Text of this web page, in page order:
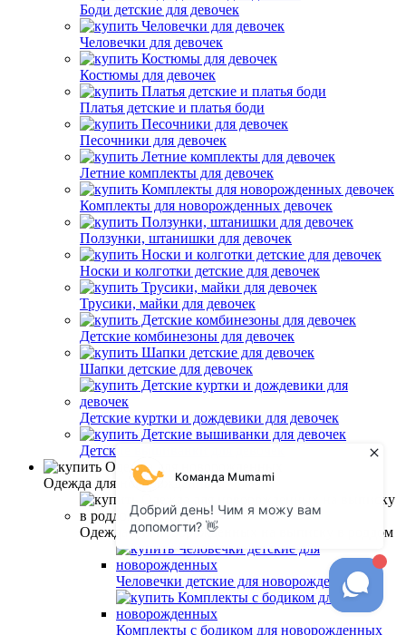
Боди детские для девочек
Человечки для девочек
Костюмы для девочек
Платья детские и платья боди
Песочники для девочек
Летние комплекты для девочек
Комплекты для новорожденных девочек
Ползунки, штанишки для девочек
Носки и колготки детские для девочек
Трусики, майки для девочек
Детские комбинезоны для девочек
Шапки детские для девочек
Детские куртки и дождевики для девочек
Детские вышиванки для девочек
Одежда для новорожденных
Одежда для новорожденных на выписку в роддом
Человечки детские для новорожденных
Комплекты с бодиком для новорожденных